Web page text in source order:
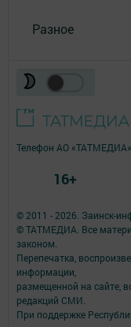
Разное
© 2011 - 2026. Заинск-
© ТАТМЕДИА. Все
законом.
Перепечатка,
информации,
размещенной на сайте,
редакций СМИ.
При поддержке
Телефон АО
16+